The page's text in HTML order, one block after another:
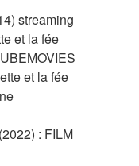
streaming
et la fée
et la fée
: FILM